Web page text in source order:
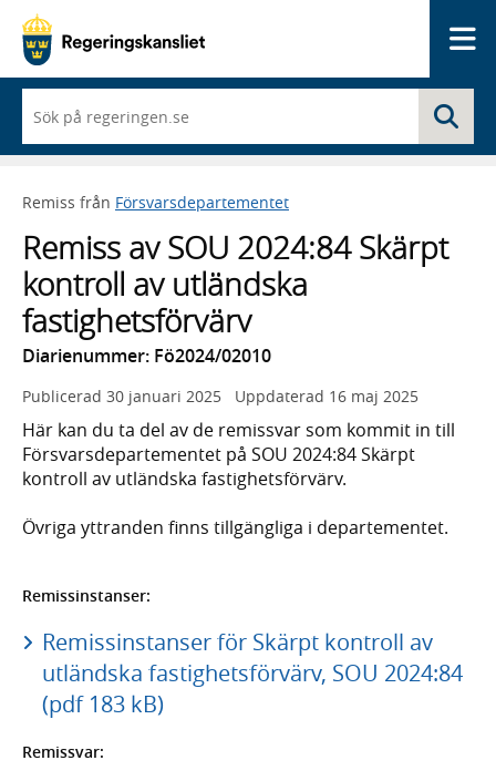
du
börjar
skriva
framträder
lista
med
sökförslag
Remiss från Försvarsdepartementet
Remiss av SOU 2024:84 Skärpt
kontroll av utländska
fastighetsförvärv
Diarienummer: Fö2024/02010
Publicerad 30 januari 2025 Uppdaterad 16 maj 2025
Här kan du ta del av de remissvar som kommit in till
Försvarsdepartementet på SOU 2024:84 Skärpt
kontroll av utländska fastighetsförvärv.
Övriga yttranden finns tillgängliga i departementet.
Remissinstanser:
Remissinstanser för Skärpt kontroll av
utländska fastighetsförvärv, SOU 2024:84
(pdf 183 kB)
Remissvar: